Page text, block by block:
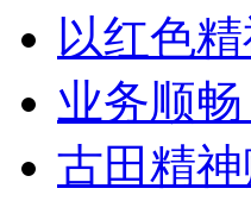
以红色
业务顺
古田精